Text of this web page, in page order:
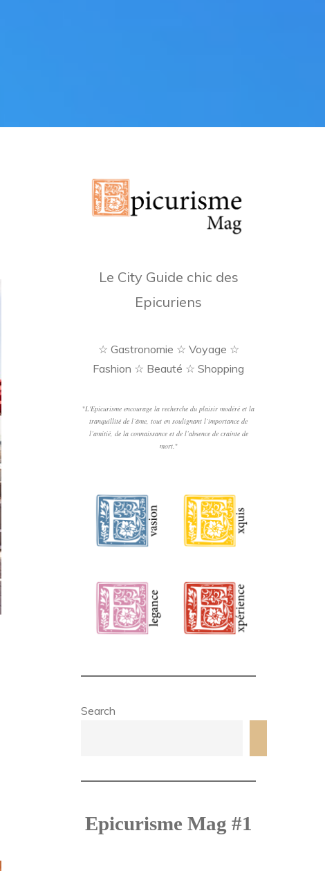
Le City Guide chic des
Epicuriens
☆ Gastronomie ☆ Voyage ☆
Fashion ☆ Beauté ☆ Shopping
"L'Epicurisme encourage la recherche du plaisir modéré et la
tranquillité de l’âme, tout en soulignant l’importance de
l’amitié, de la connaissance et de l’absence de crainte de
mort. "
Search
Epicurisme Mag #1